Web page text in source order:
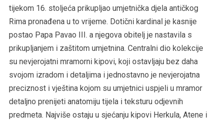
tijekom 16. stoljeća prikupljao umjetnička djela antičkog
Rima pronađena u to vrijeme. Dotični kardinal je kasnije
postao Papa Pavao III. a njegova obitelj je nastavila s
prikupljanjem i zaštitom umjetnina. Centralni dio kolekcije
su nevjerojatni mramorni kipovi, koji ostavljaju bez daha
svojom izradom i detaljima i jednostavno je nevjerojatna
preciznost i vještina kojom su umjetnici uspjeli u mramor
detaljno prenijeti anatomiju tijela i teksturu odjevnih
predmeta. Najviše ostaju u sjećanju kipovi Herkula, Atene i